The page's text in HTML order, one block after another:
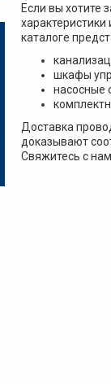
Если вы хотите
каталоге
шкафы
насосные
Доставка
доказывают
Свяжитесь с